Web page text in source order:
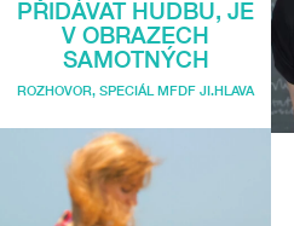
PŘIDÁVAT HUDBU, JE
V OBRAZECH
SAMOTNÝCH
ROZHOVOR SPECIÁL MFDF JI.HLAVA